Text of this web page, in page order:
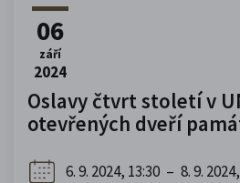
06
září
2024
Oslavy čtvrt století v
otevřených dveří
6. 9. 2024, 13:30 – 8. 9.